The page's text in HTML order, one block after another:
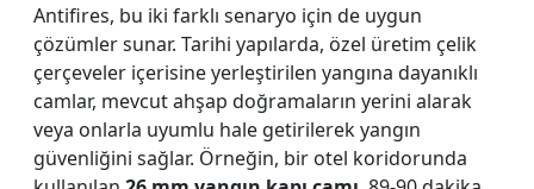
Antifires, bu iki farklı senaryo için de uygun
çözümler sunar. Tarihi yapılarda, özel üretim çelik
çerçeveler içerisine yerleştirilen yangına dayanıklı
camlar, mevcut ahşap doğramaların yerini alarak
veya onlarla uyumlu hale getirilerek yangın
güvenliğini sağlar. Örneğin, bir otel koridorunda